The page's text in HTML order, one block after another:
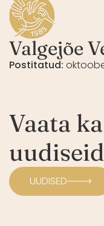
Valgejõe
Postitatud:
Vaata
uudiseid
UUDISED